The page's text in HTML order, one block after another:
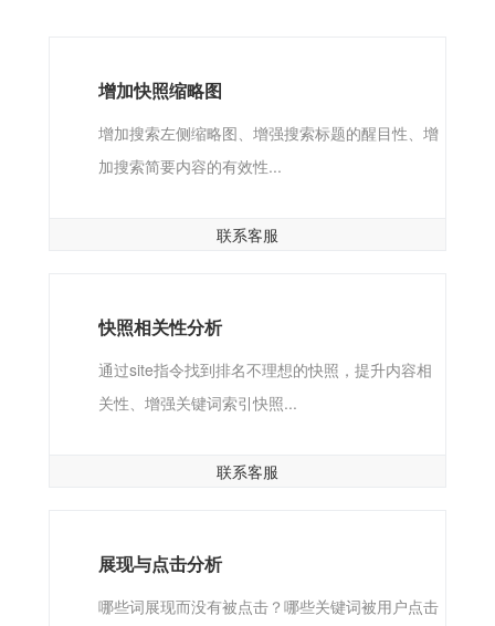
增加快照缩略图
增加搜索左侧缩略图、增强搜索标题的醒目性、增
加搜索简要内容的有效性...
联系客服
快照相关性分析
通过site指令找到排名不理想的快照，提升内容相
关性、增强关键词索引快照...
联系客服
展现与点击分析
哪些词展现而没有被点击？哪些关键词被用户点击